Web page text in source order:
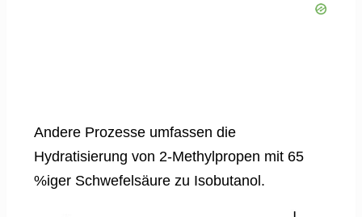
Andere Prozesse umfassen die
Hydratisierung von 2-Methylpropen mit 65
%iger Schwefelsäure zu Isobutanol.